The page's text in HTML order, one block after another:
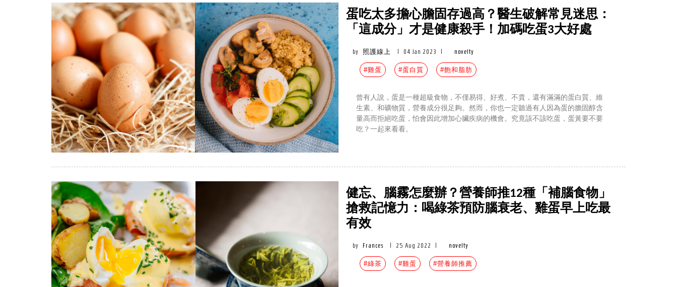
蛋吃太多擔心膽固存過高？醫生破解常見迷思：
「這成分」才是健康殺手！加碼吃蛋3大好處
by 照護線上 04 Jan 2023 novelty
#雞蛋 #蛋白質 #飽和脂肪
曾有人說，蛋是一種超級食物，不僅易得、好煮、不貴，還有滿滿的蛋白質、維
生素、和礦物質，營養成分很足夠。然而，你也一定聽過有人因為蛋的膽固醇含
量高而拒絕吃蛋，怕會因此增加心臟疾病的機會。究竟該不該吃蛋，蛋黃要不要
吃？一起來看看。
健忘、腦霧怎麼辦？營養師推12種「補腦食物」
搶救記憶力：喝綠茶預防腦衰老、雞蛋早上吃最
有效
by Frances 25 Aug 2022 novelty
#綠茶 #雞蛋 #營養師推薦